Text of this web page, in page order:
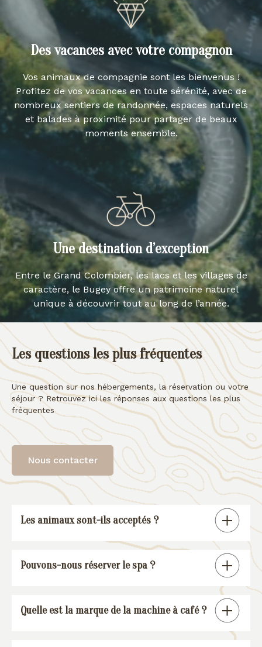
Des vacances avec votre compagnon
Vos animaux de compagnie sont les bienvenus !
Profitez de vos vacances en toute sérénité, avec de
nombreux sentiers de randonnée, espaces naturels
et balades à proximité pour partager de beaux
moments ensemble.
Une destination d’exception
Entre le Grand Colombier, les lacs et les villages de
caractère, le Bugey offre un patrimoine naturel
unique à découvrir tout au long de l’année.
Les questions les plus fréquentes
Une question sur nos hébergements, la réservation ou votre
séjour ? Retrouvez ici les réponses aux questions les plus
fréquentes
Nous contacter
Les animaux sont-ils acceptés ?
Tous nos gîtes sont « pet friendly », à
l’exception de la suite spa.
Pouvons-nous réserver le spa ?
pourrez réserver une session spa (voir
Quelle est la marque de la machine à café ?